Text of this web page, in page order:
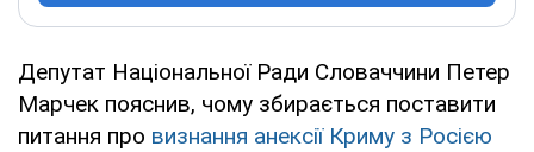
Депутат Національної Ради Словаччини Петер
Марчек пояснив, чому збирається поставити
питання про визнання анексії Криму з Росією